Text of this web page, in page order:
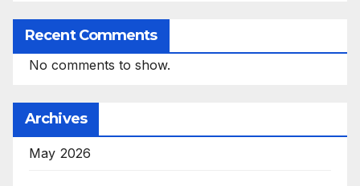
Recent Comments
No comments to show.
Archives
May 2026